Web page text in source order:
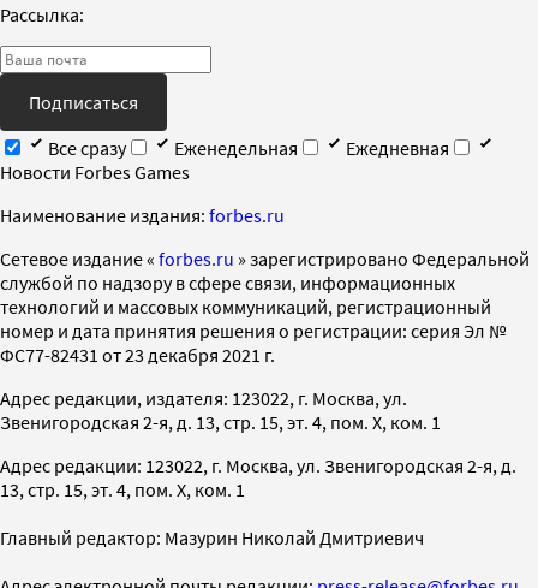
Рассылка:
Подписаться
Все сразу
Еженедельная
Ежедневная
Новости Forbes Games
Наименование издания: forbes.ru
Cетевое издание « forbes.ru » зарегистрировано Федеральной
службой по надзору в сфере связи, информационных
технологий и массовых коммуникаций, регистрационный
номер и дата принятия решения о регистрации: серия Эл №
ФС77-82431 от 23 декабря 2021 г.
Адрес редакции, издателя: 123022, г. Москва, ул.
Звенигородская 2-я, д. 13, стр. 15, эт. 4, пом. X, ком. 1
Адрес редакции: 123022, г. Москва, ул. Звенигородская 2-я, д.
13, стр. 15, эт. 4, пом. X, ком. 1
Главный редактор: Мазурин Николай Дмитриевич